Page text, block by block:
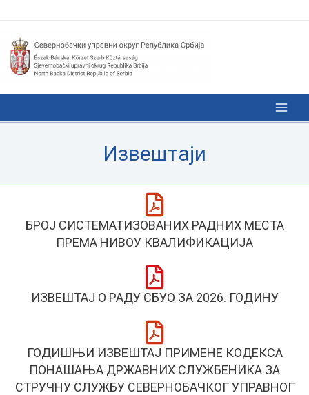
Извештаји
БРОЈ СИСТЕМАТИЗОВАНИХ РАДНИХ МЕСТА
ПРЕМА НИВОУ КВАЛИФИКАЦИЈА
ИЗВЕШТАЈ О РАДУ СБУО ЗА 2026. ГОДИНУ
ГОДИШЊИ ИЗВЕШТАЈ ПРИМЕНЕ КОДЕКСА
ПОНАШАЊА ДРЖАВНИХ СЛУЖБЕНИКА ЗА
СТРУЧНУ СЛУЖБУ СЕВЕРНОБАЧКОГ УПРАВНОГ